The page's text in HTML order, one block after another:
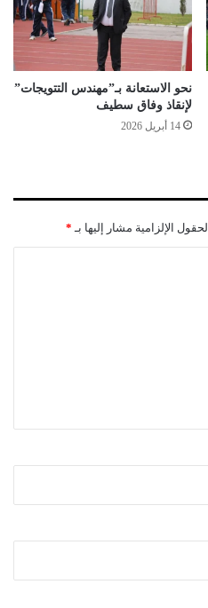
نحو الاستعانة بـ”مهندس التتويجات”
لإنقاذ وفاق سطيف
14 أبريل 2026
الحقول الإلزامية مشار إليها بـ *